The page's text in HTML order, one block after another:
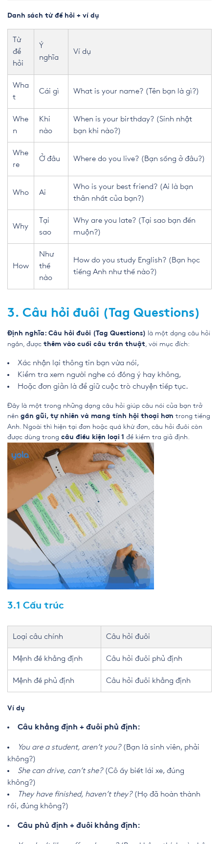
Danh sách từ để hỏi + ví dụ
Từ
để
hỏi
Ý
nghĩa
Ví dụ
Wha
t
Cái gì What is your name? (Tên bạn là gì?)
Whe
n
Khi
nào
When is your birthday? (Sinh nhật
bạn khi nào?)
Whe
re
Ở đâu Where do you live? (Bạn sống ở đâu?)
Who Ai
Who is your best friend? (Ai là bạn
thân nhất của bạn?)
Why
Tại
sao
Why are you late? (Tại sao bạn đến
muộn?)
How
Như
thế
nào
How do you study English? (Bạn học
tiếng Anh như thế nào?)
3. Câu hỏi đuôi (Tag Questions)
Định nghĩa: Câu hỏi đuôi (Tag Questions) là một dạng câu hỏi
ngắn, được thêm vào cuối câu trần thuật , với mục đích:
Xác nhận lại thông tin bạn vừa nói,
Kiểm tra xem người nghe có đồng ý hay không,
Hoặc đơn giản là để giữ cuộc trò chuyện tiếp tục.
Đây là một trong những dạng câu hỏi giúp câu nói của bạn trở
nên gần gũi, tự nhiên và mang tính hội thoại hơn trong tiếng
Anh. Ngoài thì hiện tại đơn hoặc quá khứ đơn, câu hỏi đuôi còn
được dùng trong câu điều kiện loại 1 để kiểm tra giả định.
3.1 Cấu trúc
Loại câu chính Câu hỏi đuôi
Mệnh đề khẳng định Câu hỏi đuôi phủ định
Mệnh đề phủ định Câu hỏi đuôi khẳng định
Ví dụ
Câu khẳng định + đuôi phủ định:
You are a student, aren’t you?(Bạn là sinh viên, phải
không?)
She can drive, can’t she?(Cô ấy biết lái xe, đúng
không?)
They have finished, haven’t they?(Họ đã hoàn thành
rồi, đúng không?)
Câu phủ định + đuôi khẳng định: